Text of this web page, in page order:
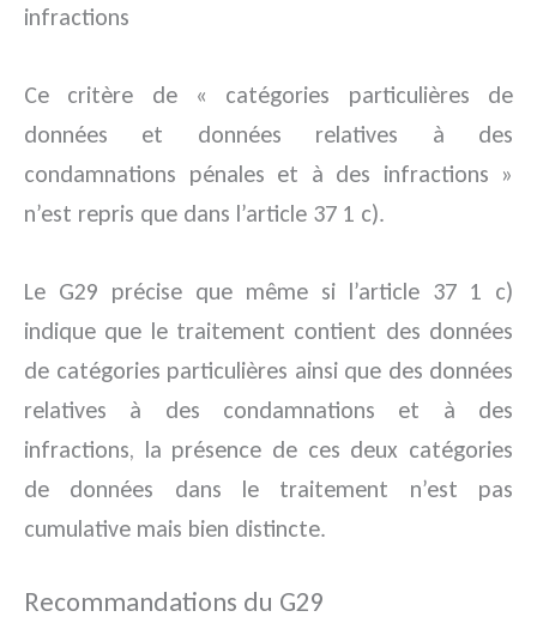
infractions
Ce critère de « catégories particulières de
données et données relatives à des
condamnations pénales et à des infractions »
n’est repris que dans l’article 37 1 c).
Le G29 précise que même si l’article 37 1 c)
indique que le traitement contient des données
de catégories particulières ainsi que des données
relatives à des condamnations et à des
infractions, la présence de ces deux catégories
de données dans le traitement n’est pas
cumulative mais bien distincte.
Recommandations du G29